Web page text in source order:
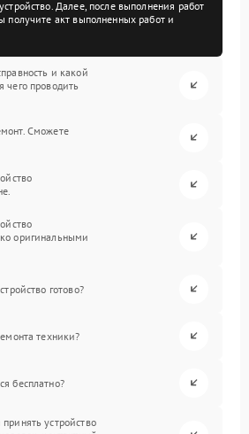
Далее, после выполнения работ
получите акт выполненных работ и
и какой
чего проводить
Сможете
оригинальными
готово?
техники?
бесплатно?
устройство